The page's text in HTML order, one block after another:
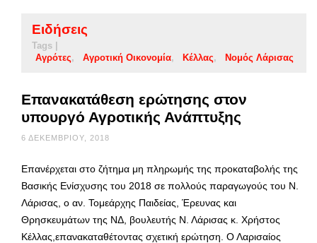
Ειδήσεις
Tags |
Αγρότες
Αγροτική Οικονομία Κέλλας Νομός Λάρισας
Επανακατάθεση ερώτησης στον
υπουργό Αγροτικής Ανάπτυξης
6 ΔΕΚΕΜΒΡΊΟΥ, 2018
Επανέρχεται στο ζήτημα μη πληρωμής της προκαταβολής της
Βασικής Ενίσχυσης του 2018 σε πολλούς παραγωγούς του Ν.
Λάρισας, ο αν. Τομεάρχης Παιδείας, Έρευνας και
Θρησκευμάτων της ΝΔ, βουλευτής Ν. Λάρισας κ. Χρήστος
Κέλλας,επανακαταθέτοντας σχετική ερώτηση. Ο Λαρισαίος